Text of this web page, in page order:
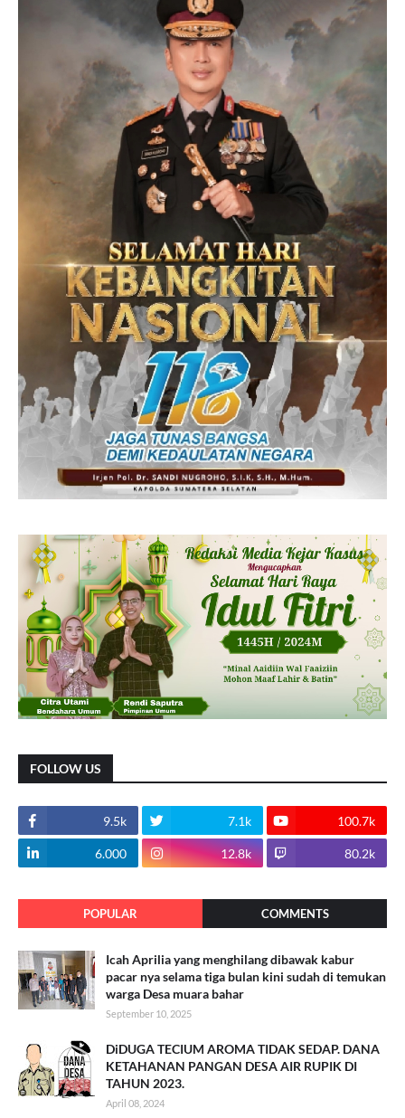
FOLLOW US
9.5k 7.1k 100.7k
6.000 12.8k 80.2k
POPULAR COMMENTS
Icah Aprilia yang menghilang dibawak kabur
pacar nya selama tiga bulan kini sudah di temukan
warga Desa muara bahar
September 10, 2025
DiDUGA TECIUM AROMA TIDAK SEDAP. DANA
KETAHANAN PANGAN DESA AIR RUPIK DI
TAHUN 2023.
April 08, 2024